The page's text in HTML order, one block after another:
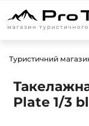
Туристичний
Plate 1/3